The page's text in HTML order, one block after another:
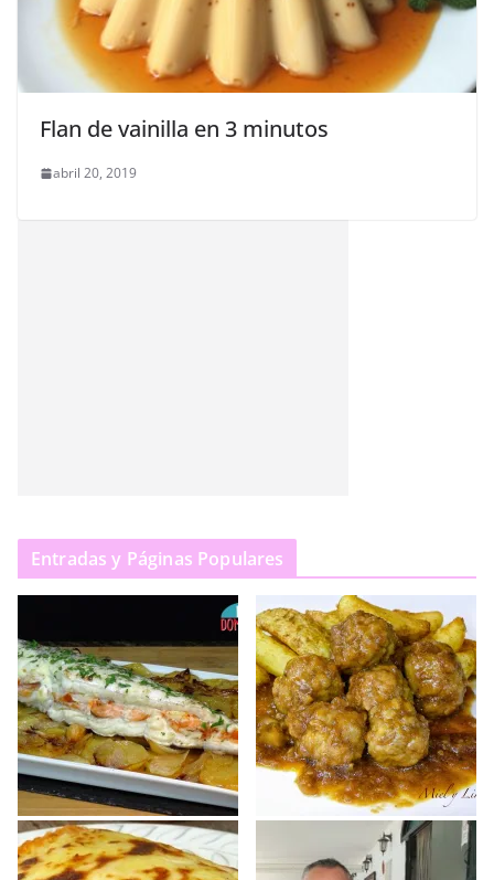
Flan de vainilla en 3 minutos
abril 20, 2019
Entradas y Páginas Populares